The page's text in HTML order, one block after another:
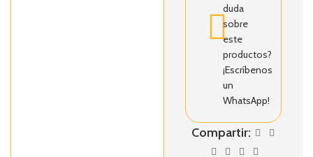
duda
sobre
este
productos?
¡Escríbenos
un
WhatsApp!
Compartir: